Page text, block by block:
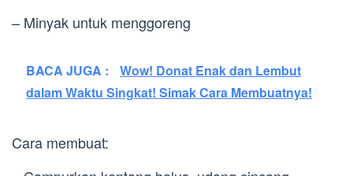
– Minyak untuk menggoreng
BACA JUGA :
Wow! Donat Enak dan Lembut
dalam Waktu Singkat! Simak Cara Membuatnya!
Cara membuat: